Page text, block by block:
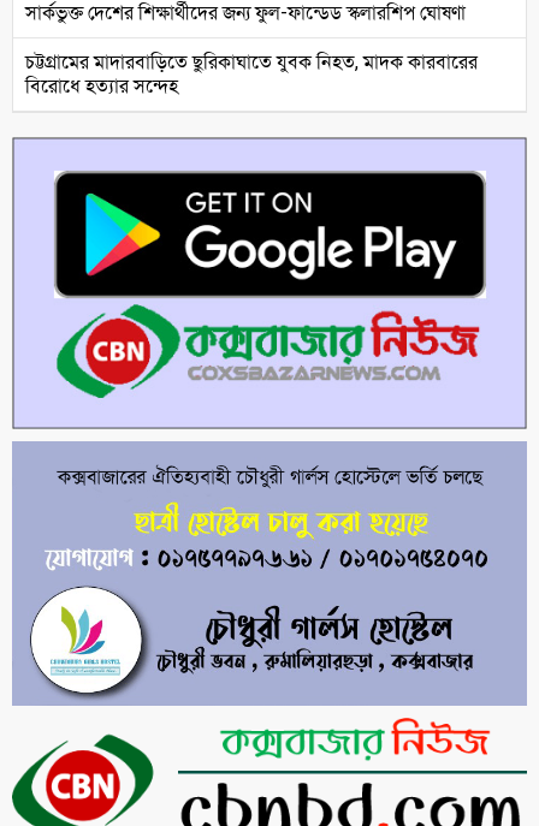
সার্কভুক্ত দেশের শিক্ষার্থীদের জন্য ফুল-ফান্ডেড স্কলারশিপ ঘোষণা
চট্টগ্রামের মাদারবাড়িতে ছুরিকাঘাতে যুবক নিহত, মাদক কারবারের
বিরোধে হত্যার সন্দেহ